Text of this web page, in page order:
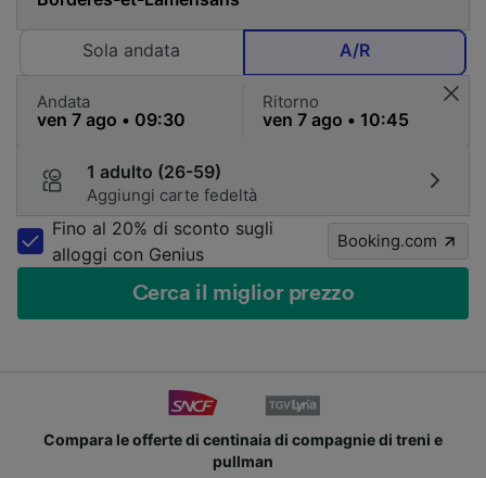
Sola andata A/R
Andata Ritorno
1 adulto (26-59)
Aggiungi carte fedeltà
Fino al 20% di sconto sugli
alloggi con Genius
Booking.com
Cerca il miglior prezzo
Compara le offerte di centinaia di compagnie di treni e
pullman